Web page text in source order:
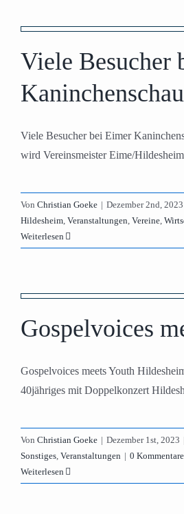
Viele Besucher
Kaninchenschau
Viele Besucher bei Eimer
wird Vereinsmeister Eime/
Von Christian Goeke | Dezember 2nd, 2023
Hildesheim Veranstaltungen Vereine
Weiterlesen
Gospelvoices
Gospelvoices meets Youth
40jähriges mit Doppelkonzert
Von Christian Goeke | Dezember 1st, 2023
Sonstiges Veranstaltungen | 0 Kommentare
Weiterlesen